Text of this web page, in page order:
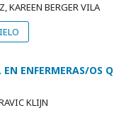
KAREEN BERGER VILA
ENFERMERAS/OS
KLIJN